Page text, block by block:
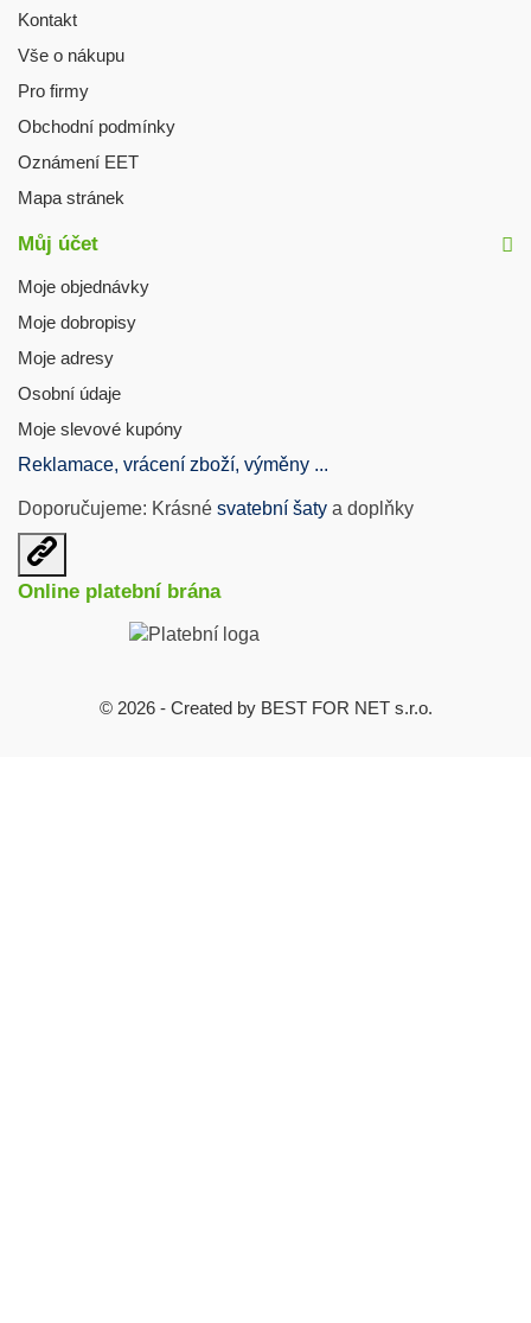
Kontakt
Vše o nákupu
Pro firmy
Obchodní podmínky
Oznámení EET
Mapa stránek
Můj účet
Moje objednávky
Moje dobropisy
Moje adresy
Osobní údaje
Moje slevové kupóny
Reklamace, vrácení zboží, výměny ...
Doporučujeme: Krásné svatební šaty a doplňky
Otevřit
užitečné
odkazy
Online platební brána
© 2026 - Created by BEST FOR NET s.r.o.